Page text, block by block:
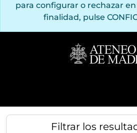
para configurar o rechazar
finalidad, pulse
Filtrar los